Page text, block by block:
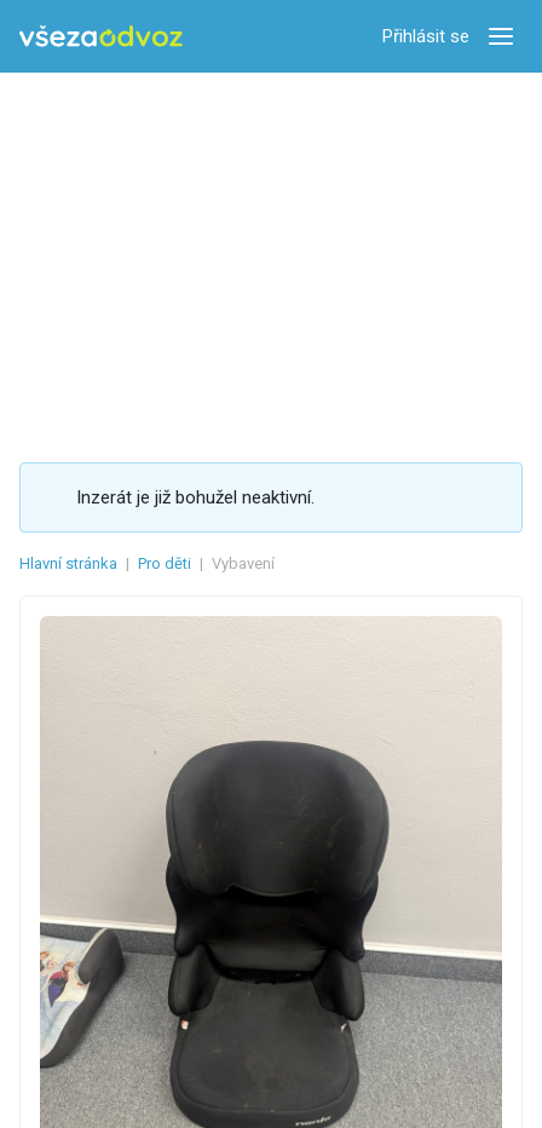
Přihlásit se
Inzerát je již bohužel neaktivní.
Hlavní stránka | Pro děti | Vybavení